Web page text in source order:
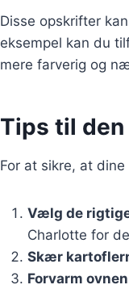
Disse opskrifter
eksempel kan du
mere farverig og
Tips til
For at sikre, at
Vælg de
Charlotte for
Skær
Forvarm ovnen